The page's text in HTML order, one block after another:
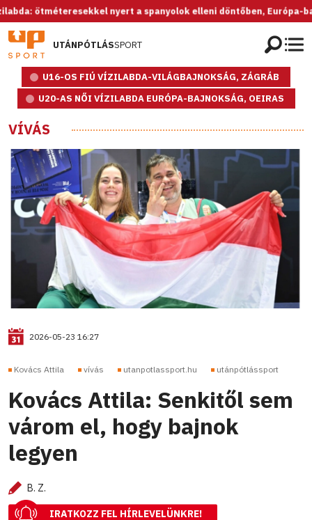
nyert a spanyolok elleni döntőben, Európa-bajnok az
UTÁNPÓTLÁSSPORT
U16-OS FIÚ VÍZILABDA-VILÁGBAJNOKSÁG, ZÁGRÁB
U20-AS NŐI VÍZILABDA EURÓPA-BAJNOKSÁG, OEIRAS
VÍVÁS
2026-05-23 16:27
Kovács Attila vívás utanpotlassport.hu utánpótlássport
Kovács Attila: Senkitől sem
várom el, hogy bajnok
legyen
B. Z.
IRATKOZZ FEL HÍRLEVELÜNKRE!